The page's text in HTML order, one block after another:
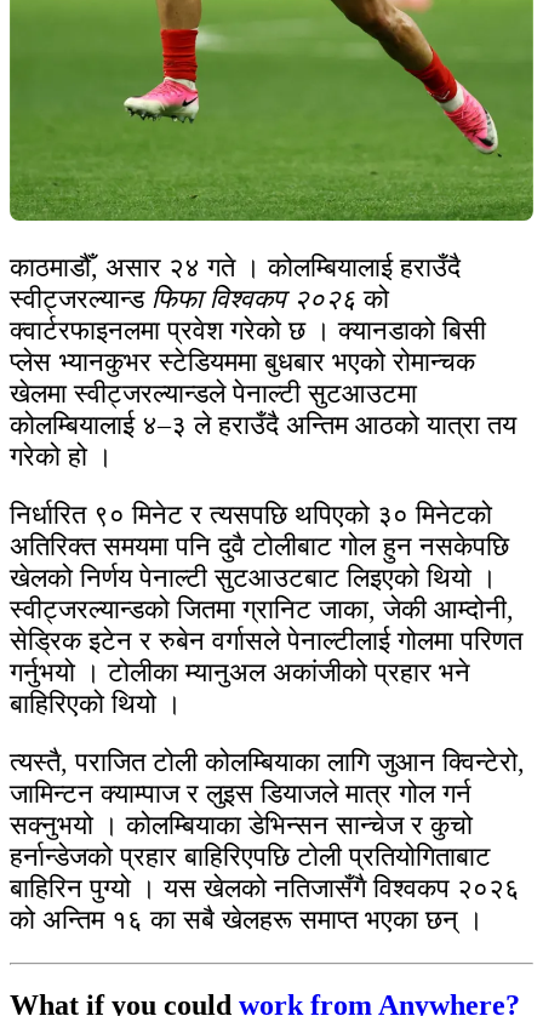
काठमाडौँ, असार २४ गते । कोलम्बियालाई हराउँदै
स्वीट्जरल्यान्ड फिफा विश्वकप २०२६ को
क्वार्टरफाइनलमा प्रवेश गरेको छ । क्यानडाको बिसी
प्लेस भ्यानकुभर स्टेडियममा बुधबार भएको रोमान्चक
खेलमा स्वीट्जरल्यान्डले पेनाल्टी सुटआउटमा
कोलम्बियालाई ४–३ ले हराउँदै अन्तिम आठको यात्रा तय
गरेको हो ।
निर्धारित ९० मिनेट र त्यसपछि थपिएको ३० मिनेटको
अतिरिक्त समयमा पनि दुवै टोलीबाट गोल हुन नसकेपछि
खेलको निर्णय पेनाल्टी सुटआउटबाट लिइएको थियो ।
स्वीट्जरल्यान्डको जितमा ग्रानिट जाका, जेकी आम्दोनी,
सेड्रिक इटेन र रुबेन वर्गासले पेनाल्टीलाई गोलमा परिणत
गर्नुभयो । टोलीका म्यानुअल अकांजीको प्रहार भने
बाहिरिएको थियो ।
त्यस्तै, पराजित टोली कोलम्बियाका लागि जुआन क्विन्टेरो,
जामिन्टन क्याम्पाज र लुइस डियाजले मात्र गोल गर्न
सक्नुभयो । कोलम्बियाका डेभिन्सन सान्चेज र कुचो
हर्नान्डेजको प्रहार बाहिरिएपछि टोली प्रतियोगिताबाट
बाहिरिन पुग्यो । यस खेलको नतिजासँगै विश्वकप २०२६
को अन्तिम १६ का सबै खेलहरू समाप्त भएका छन् ।
What if you could work from Anywhere?